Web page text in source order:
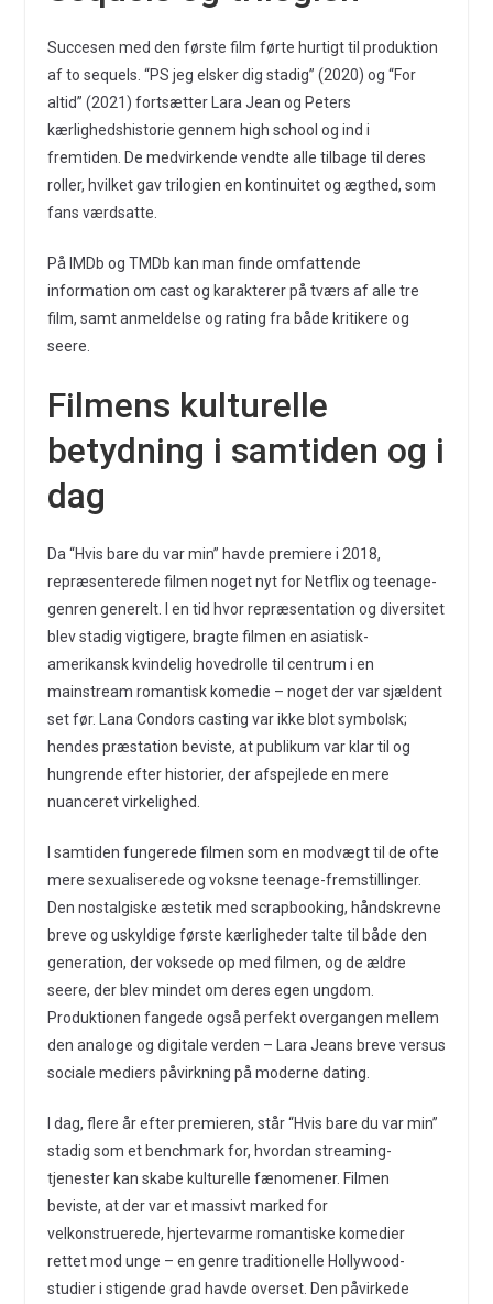
Succesen med den første film førte hurtigt til produktion
af to sequels. “PS jeg elsker dig stadig” (2020) og “For
altid” (2021) fortsætter Lara Jean og Peters
kærlighedshistorie gennem high school og ind i
fremtiden. De medvirkende vendte alle tilbage til deres
roller, hvilket gav trilogien en kontinuitet og ægthed, som
fans værdsatte.
På IMDb og TMDb kan man finde omfattende
information om cast og karakterer på tværs af alle tre
film, samt anmeldelse og rating fra både kritikere og
seere.
Filmens kulturelle
betydning i samtiden og i
dag
Da “Hvis bare du var min” havde premiere i 2018,
repræsenterede filmen noget nyt for Netflix og teenage-
genren generelt. I en tid hvor repræsentation og diversitet
blev stadig vigtigere, bragte filmen en asiatisk-
amerikansk kvindelig hovedrolle til centrum i en
mainstream romantisk komedie – noget der var sjældent
set før. Lana Condors casting var ikke blot symbolsk;
hendes præstation beviste, at publikum var klar til og
hungrende efter historier, der afspejlede en mere
nuanceret virkelighed.
I samtiden fungerede filmen som en modvægt til de ofte
mere sexualiserede og voksne teenage-fremstillinger.
Den nostalgiske æstetik med scrapbooking, håndskrevne
breve og uskyldige første kærligheder talte til både den
generation, der voksede op med filmen, og de ældre
seere, der blev mindet om deres egen ungdom.
Produktionen fangede også perfekt overgangen mellem
den analoge og digitale verden – Lara Jeans breve versus
sociale mediers påvirkning på moderne dating.
I dag, flere år efter premieren, står “Hvis bare du var min”
stadig som et benchmark for, hvordan streaming-
tjenester kan skabe kulturelle fænomener. Filmen
beviste, at der var et massivt marked for
velkonstruerede, hjertevarme romantiske komedier
rettet mod unge – en genre traditionelle Hollywood-
studier i stigende grad havde overset. Den påvirkede